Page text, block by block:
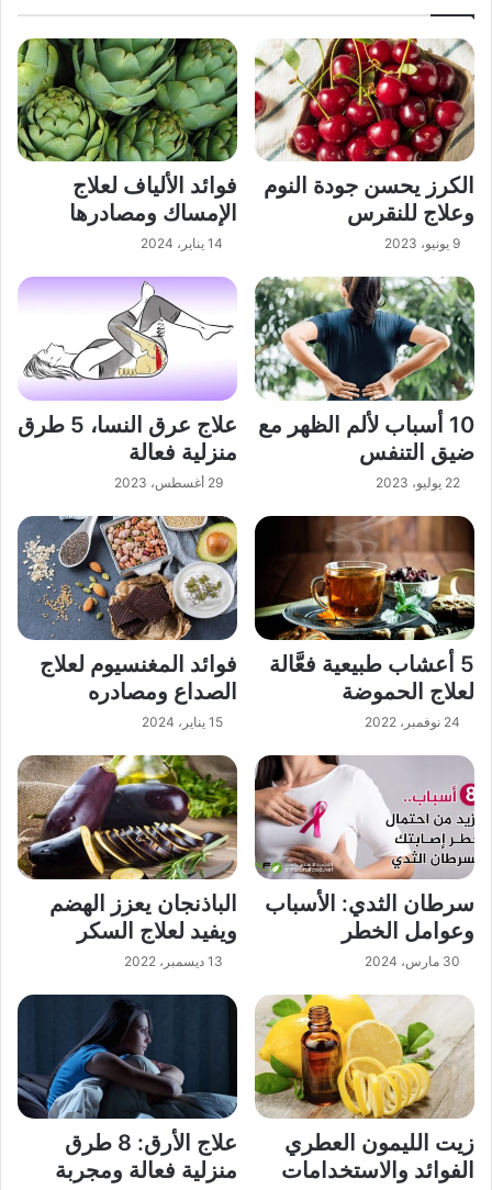
الكرز يحسن جودة النوم
وعلاج للنقرس
9 يونيو، 2023
فوائد الألياف لعلاج
الإمساك ومصادرها
14 يناير، 2024
10 أسباب لألم الظهر مع
ضيق التنفس
22 يوليو، 2023
علاج عرق النسا، 5 طرق
منزلية فعالة
29 أغسطس، 2023
5 أعشاب طبيعية فعَّالة
لعلاج الحموضة
24 نوفمبر، 2022
فوائد المغنسيوم لعلاج
الصداع ومصادره
15 يناير، 2024
سرطان الثدي: الأسباب
وعوامل الخطر
30 مارس، 2024
الباذنجان يعزز الهضم
ويفيد لعلاج السكر
13 ديسمبر، 2022
زيت الليمون العطري
الفوائد والاستخدامات
علاج الأرق: 8 طرق
منزلية فعالة ومجربة